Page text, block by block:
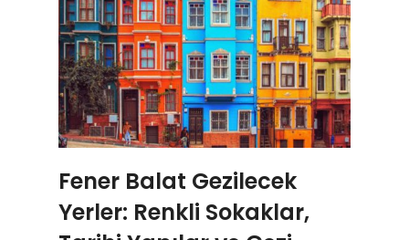
Fener Balat Gezilecek
Yerler: Renkli Sokaklar,